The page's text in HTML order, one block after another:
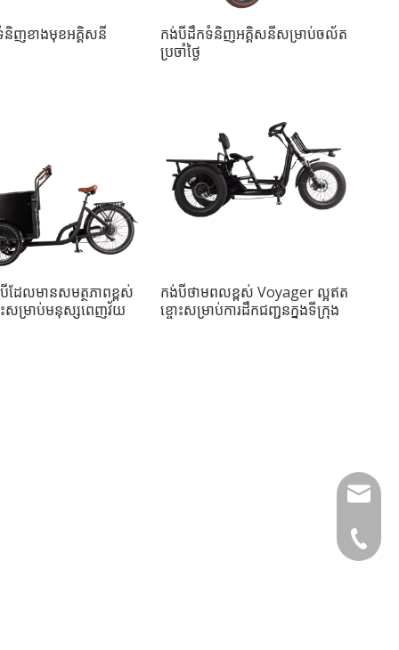
ញខាងមុខអគ្គិសនី
កង់បីដឹកទំនិញអគ្គិសនីសម្រាប់ចល័ត
ប្រចាំថ្ងៃ
ដែលមានសមត្ថភាពខ្ពស់
ះសម្រាប់មនុស្សពេញវ័យ
កង់បីថាមពលខ្ពស់ Voyager ល្អឥត
ខ្ចោះសម្រាប់ការដឹកជញ្ជូនក្នុងទីក្រុង
+49